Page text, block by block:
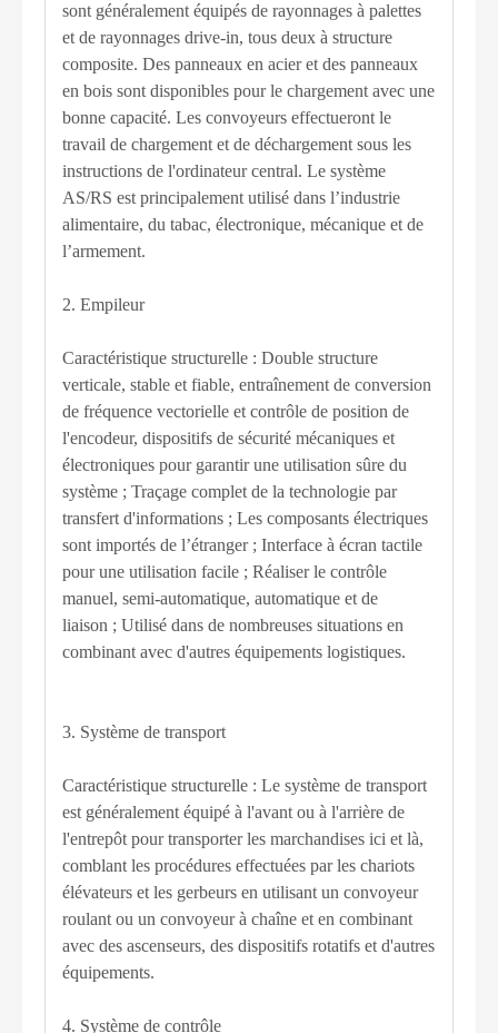
sont généralement équipés de rayonnages à palettes
et de rayonnages drive-in, tous deux à structure
composite. Des panneaux en acier et des panneaux
en bois sont disponibles pour le chargement avec une
bonne capacité. Les convoyeurs effectueront le
travail de chargement et de déchargement sous les
instructions de l'ordinateur central. Le système
AS/RS est principalement utilisé dans l’industrie
alimentaire, du tabac, électronique, mécanique et de
l’armement.
2. Empileur
Caractéristique structurelle : Double structure
verticale, stable et fiable, entraînement de conversion
de fréquence vectorielle et contrôle de position de
l'encodeur, dispositifs de sécurité mécaniques et
électroniques pour garantir une utilisation sûre du
système ; Traçage complet de la technologie par
transfert d'informations ; Les composants électriques
sont importés de l’étranger ; Interface à écran tactile
pour une utilisation facile ; Réaliser le contrôle
manuel, semi-automatique, automatique et de
liaison ; Utilisé dans de nombreuses situations en
combinant avec d'autres équipements logistiques.
3. Système de transport
Caractéristique structurelle : Le système de transport
est généralement équipé à l'avant ou à l'arrière de
l'entrepôt pour transporter les marchandises ici et là,
comblant les procédures effectuées par les chariots
élévateurs et les gerbeurs en utilisant un convoyeur
roulant ou un convoyeur à chaîne et en combinant
avec des ascenseurs, des dispositifs rotatifs et d'autres
équipements.
4. Système de contrôle